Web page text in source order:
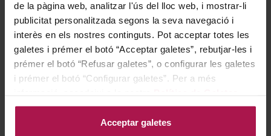
de la pàgina web, analitzar l'ús del lloc web, i mostrar-li
publicitat personalitzada segons la seva navegació i
interès en els nostres continguts. Pot acceptar totes les
galetes i prémer el botó “Acceptar galetes”, rebutjar-les i
prémer el botó “Refusar galetes”, o configurar les galetes
i prémer el botó “Configurar galetes”. Per a més
Acceptar galetes
2025
7,85 €
AFEGIR
10,85 €